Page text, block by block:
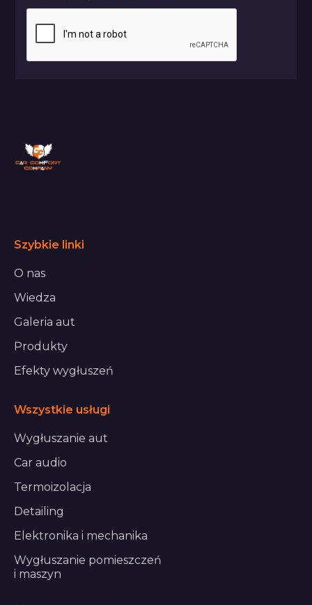
Szybkie linki
O nas
Wiedza
Galeria aut
Produkty
Efekty wygłuszeń
Wszystkie usługi
Wygłuszanie aut
Car audio
Termoizolacja
Detailing
Elektronika i mechanika
Wygłuszanie pomieszczeń
i maszyn